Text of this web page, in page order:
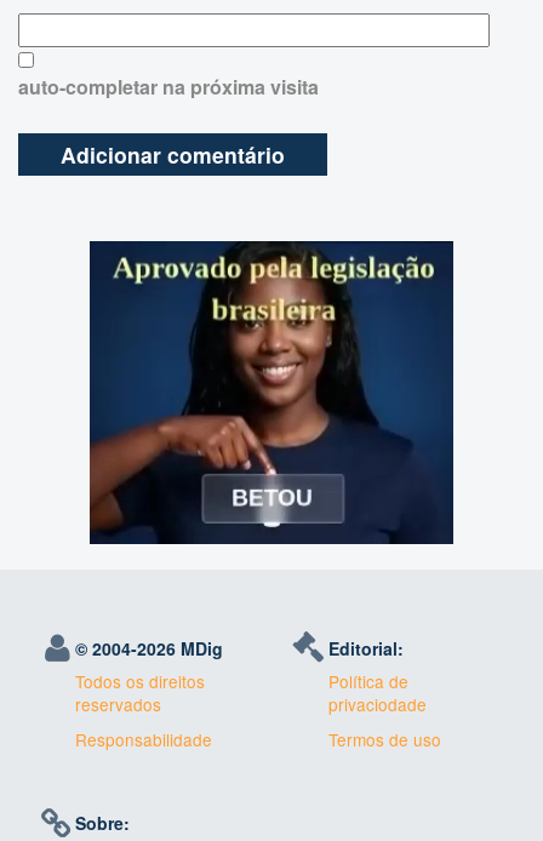
auto-completar na próxima visita
© 2004-2026 MDig
Todos os direitos
reservados
Responsabilidade
Editorial:
Política de
privaciodade
Termos de uso
Sobre: